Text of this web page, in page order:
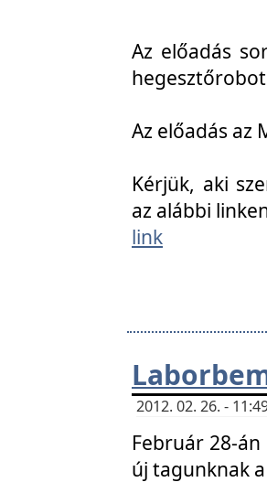
Az előadás
Az előadás az
Kérjük, aki
az alábbi
link
2012. 02. 26. -
Február 28-
új tagunknak